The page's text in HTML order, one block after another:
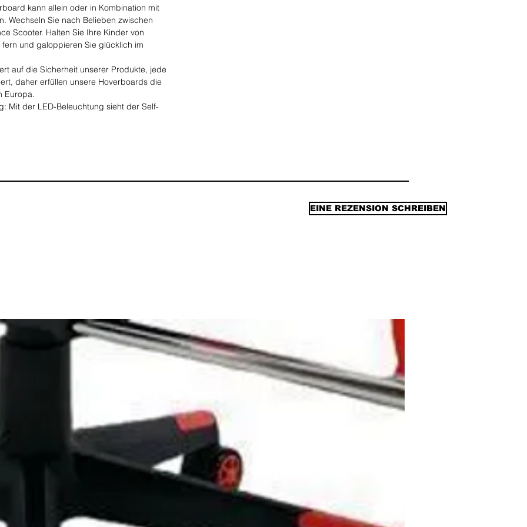
kann allein oder in Kombination mit
Wechseln Sie nach Belieben zwischen
Scooter. Halten Sie Ihre Kinder von
und galoppieren Sie glücklich im
auf die Sicherheit unserer Produkte, jede
daher erfüllen unsere Hoverboards die
Europa.
Mit der LED-Beleuchtung sieht der Self-
auch während der Fahrt über
Lautsprecher.
Reifen
EINE REZENSION SCHREIBEN